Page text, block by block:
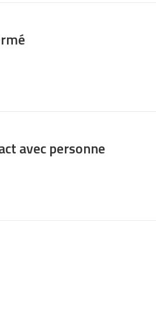
avec personne